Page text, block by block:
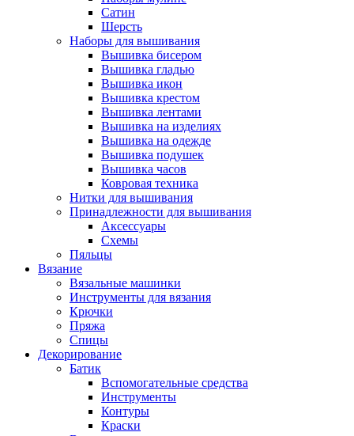
Сатин
Шерсть
Наборы для вышивания
Вышивка бисером
Вышивка гладью
Вышивка икон
Вышивка крестом
Вышивка лентами
Вышивка на изделиях
Вышивка на одежде
Вышивка подушек
Вышивка часов
Ковровая техника
Нитки для вышивания
Принадлежности для вышивания
Аксессуары
Схемы
Пяльцы
Вязание
Вязальные машинки
Инструменты для вязания
Крючки
Пряжа
Спицы
Декорирование
Батик
Вспомогательные средства
Инструменты
Контуры
Краски